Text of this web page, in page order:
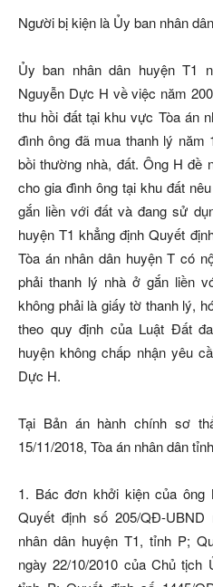
Người bị kiện là Ủy ban nhân
Ủy ban nhân dân huyện T1
Nguyễn Dực H về việc năm
thu hồi đất tại khu vực Tòa án
đình ông đã mua thanh lý năm
bồi thường nhà, đất. Ông H đề
cho gia đình ông tại khu đất
gắn liền với đất và đang sử
huyện T1 khẳng định Quyết
Tòa án nhân dân huyện T có
phải thanh lý nhà ở gắn liền
không phải là giấy tờ thanh lý,
theo quy định của Luật Đất
huyện không chấp nhận yêu
Dực H.
Tại Bản án hành chính sơ
15/11/2018, Tòa án nhân dân
1. Bác đơn khởi kiện của
Quyết định số 205/QĐ-
nhân dân huyện T1, tỉnh P;
ngày 22/10/2010 của Chủ